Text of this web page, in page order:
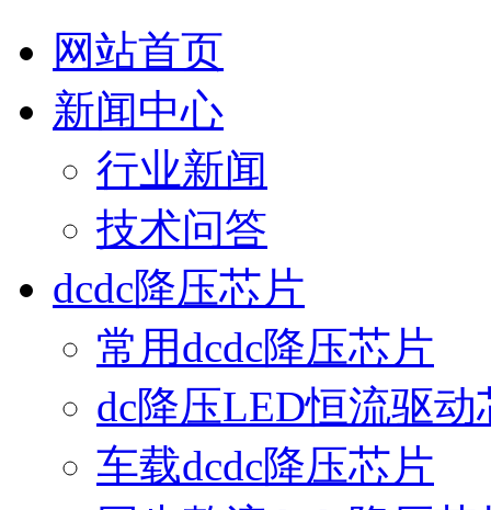
网站首页
新闻中心
行业新闻
技术问答
dcdc降压芯片
常用dcdc降压芯片
dc降压LED恒流驱动
车载dcdc降压芯片